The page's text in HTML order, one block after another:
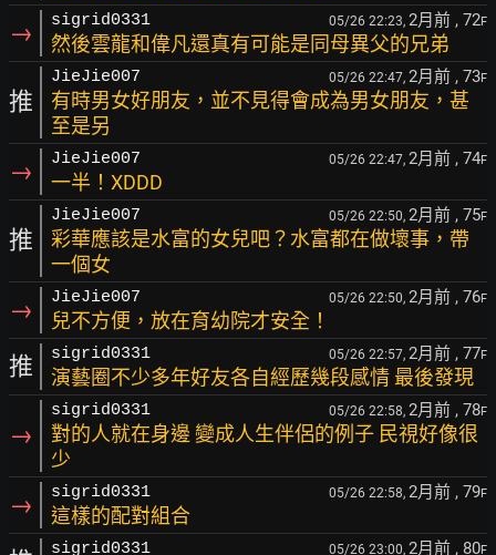
→ sigrid0331 05/26 22:23, 2月前 , 72F
然後雲龍和偉凡還真有可能是同母異父的兄弟
推
JieJie007 05/26 22:47, 2月前 , 73F
有時男女好朋友，並不見得會成為男女朋友，甚
至是另
→ JieJie007 05/26 22:47, 2月前 , 74F
一半！XDDD
推
JieJie007 05/26 22:50, 2月前 , 75F
彩華應該是水富的女兒吧？水富都在做壞事，帶
一個女
→ JieJie007 05/26 22:50, 2月前 , 76F
兒不方便，放在育幼院才安全！
推 sigrid0331 05/26 22:57, 2月前 , 77F
演藝圈不少多年好友各自經歷幾段感情 最後發現
→
sigrid0331 05/26 22:58, 2月前 , 78F
對的人就在身邊 變成人生伴侶的例子 民視好像很
少
→ sigrid0331 05/26 22:58, 2月前 , 79F
這樣的配對組合
sigrid0331 05/26 23:00, 2月前 , 80F